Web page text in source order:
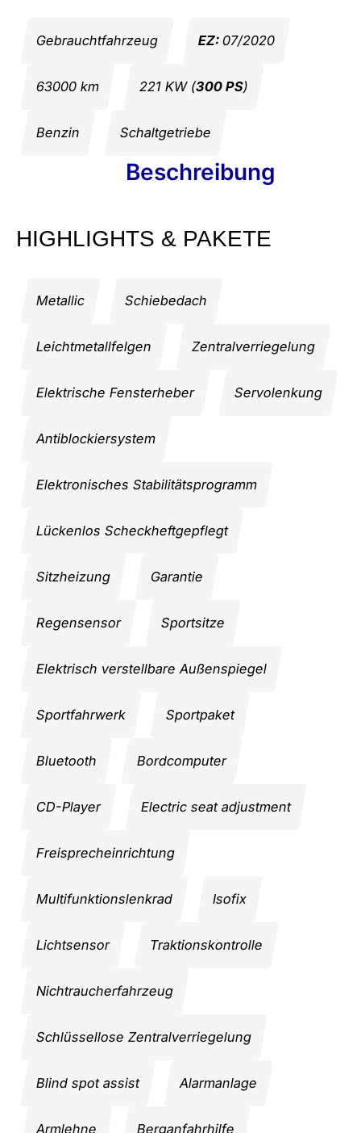
Gebrauchtfahrzeug EZ:07/2020
63000 km 221 KW (300 PS)
Benzin Schaltgetriebe
Beschreibung
HIGHLIGHTS & PAKETE
Metallic Schiebedach
Leichtmetallfelgen Zentralverriegelung
Elektrische Fensterheber Servolenkung
Antiblockiersystem
Elektronisches Stabilitätsprogramm
Lückenlos Scheckheftgepflegt
Sitzheizung Garantie
Regensensor Sportsitze
Elektrisch verstellbare Außenspiegel
Sportfahrwerk Sportpaket
Bluetooth Bordcomputer
CD-Player Electric seat adjustment
Freisprecheinrichtung
Multifunktionslenkrad Isofix
Lichtsensor Traktionskontrolle
Nichtraucherfahrzeug
Schlüssellose Zentralverriegelung
Blind spot assist Alarmanlage
Armlehne Berganfahrhilfe